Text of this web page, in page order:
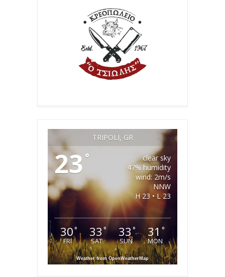
TRIPOLI, GR
23 °
clear sky
47% humidity
wind: 2m/s
NNW
H 23 • L 23
30°
FRI
33°
SAT
33°
SUN
31 °
MON
Weather from OpenWeatherMap